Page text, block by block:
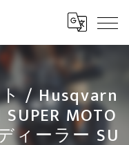
/ Husqvarn
MOTO
ィーラー SU